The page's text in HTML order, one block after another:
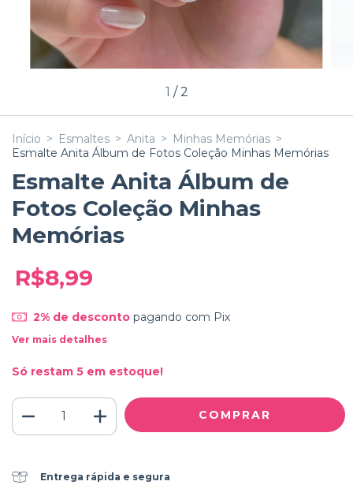
1 / 2
Início > Esmaltes > Anita > Minhas Memórias >
Esmalte Anita Álbum de Fotos Coleção Minhas Memórias
Esmalte Anita Álbum de
Fotos Coleção Minhas
Memórias
R$8,99
2% de descontopagando com Pix
Ver mais detalhes
Só restam 5 em estoque!
Entrega rápida e segura